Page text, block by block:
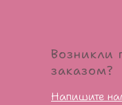
Возникли
заказом?
Напишите